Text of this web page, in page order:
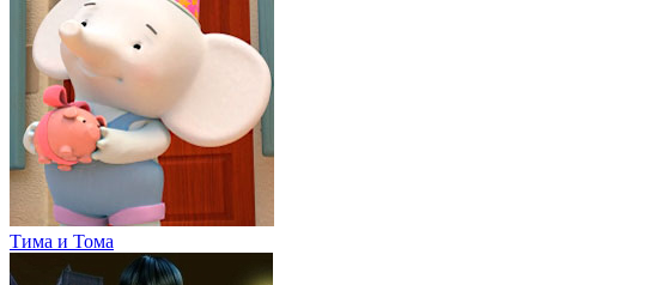
Тима и Тома